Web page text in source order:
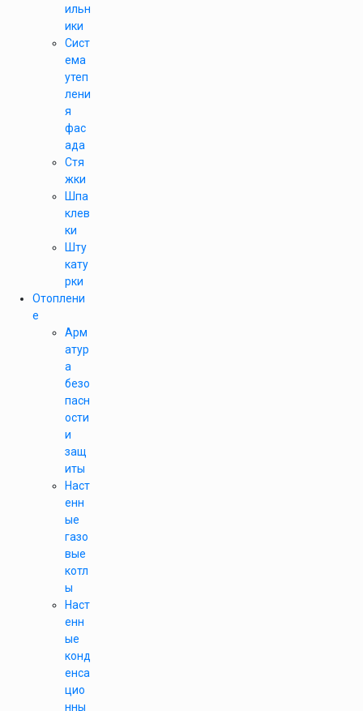
ильн
ики
Сист
ема
утеп
лени
я
фас
ада
Стя
жки
Шпа
клев
ки
Шту
кату
рки
Отоплени
е
Арм
атур
а
безо
пасн
ости
и
защ
иты
Наст
енн
ые
газо
вые
котл
ы
Наст
енн
ые
конд
енса
цио
нны